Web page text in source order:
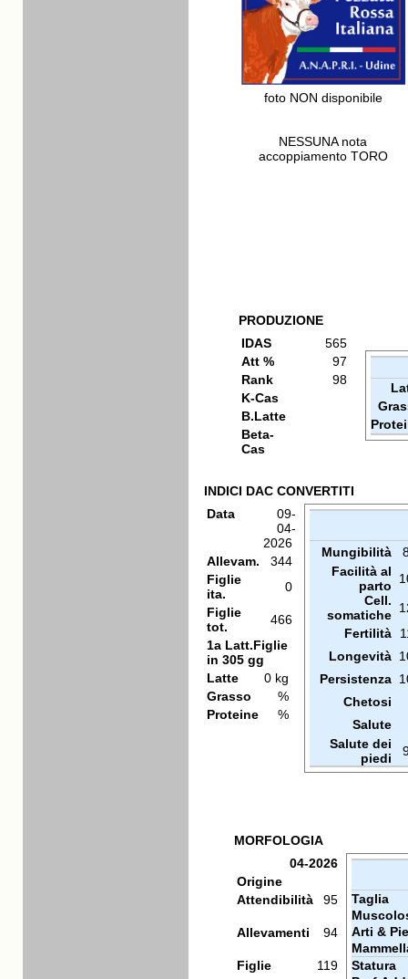
foto NON disponibile
NESSUNA nota
accoppiamento TORO
PRODUZIONE
IDAS
565
Att %
97
Rank
98
K-Cas
B.Latte
Beta-
Cas
INDICI DAC CONVERTITI
Data
09-
04-
2026
Allevam.
344
Figlie
ita.
0
Figlie
tot.
466
1a Latt.Figlie
in 305 gg
Latte
0 kg
Grasso
%
Proteine
%
Mungibilità
Facilità al
parto
Cell.
somatiche
Fertilità
Longevità
Persistenza
Chetosi
Salute
Salute dei
piedi
MORFOLOGIA
04-2026
Origine
Attendibilità
95
Allevamenti 94
Figlie 119
Taglia
Arti &
Statura